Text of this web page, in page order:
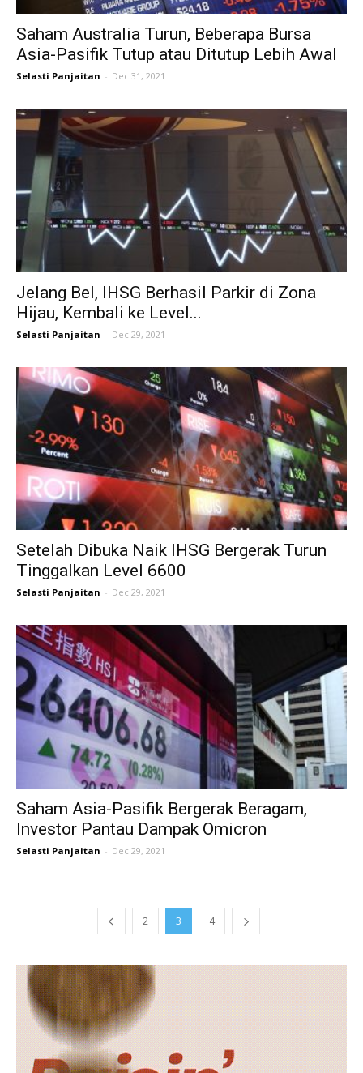
Saham Australia Turun, Beberapa Bursa
Asia-Pasifik Tutup atau Ditutup Lebih Awal
Selasti Panjaitan - Dec 31, 2021
Jelang Bel, IHSG Berhasil Parkir di Zona
Hijau, Kembali ke Level...
Selasti Panjaitan - Dec 29, 2021
Setelah Dibuka Naik IHSG Bergerak Turun
Tinggalkan Level 6600
Selasti Panjaitan - Dec 29, 2021
Saham Asia-Pasifik Bergerak Beragam,
Investor Pantau Dampak Omicron
Selasti Panjaitan - Dec 29, 2021
2 3 4